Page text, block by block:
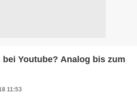
bei Youtube? Analog bis zum
11:53